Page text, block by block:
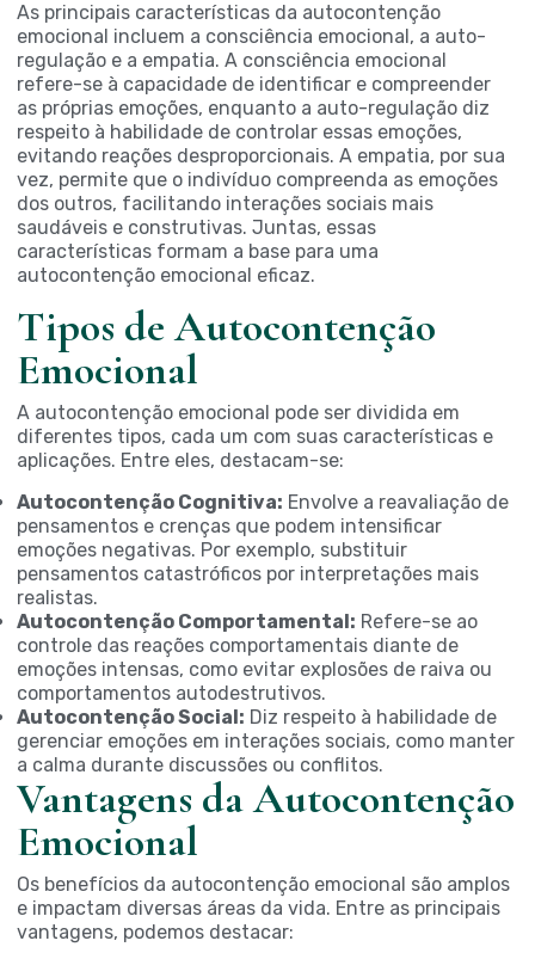
As principais características da autocontenção
emocional incluem a consciência emocional, a auto-
regulação e a empatia. A consciência emocional
refere-se à capacidade de identificar e compreender
as próprias emoções, enquanto a auto-regulação diz
respeito à habilidade de controlar essas emoções,
evitando reações desproporcionais. A empatia, por sua
vez, permite que o indivíduo compreenda as emoções
dos outros, facilitando interações sociais mais
saudáveis e construtivas. Juntas, essas
características formam a base para uma
autocontenção emocional eficaz.
Tipos de Autocontenção
Emocional
A autocontenção emocional pode ser dividida em
diferentes tipos, cada um com suas características e
aplicações. Entre eles, destacam-se:
Autocontenção Cognitiva: Envolve a reavaliação de
pensamentos e crenças que podem intensificar
emoções negativas. Por exemplo, substituir
pensamentos catastróficos por interpretações mais
realistas.
Autocontenção Comportamental: Refere-se ao
controle das reações comportamentais diante de
emoções intensas, como evitar explosões de raiva ou
comportamentos autodestrutivos.
Autocontenção Social: Diz respeito à habilidade de
gerenciar emoções em interações sociais, como manter
a calma durante discussões ou conflitos.
Vantagens da Autocontenção
Emocional
Os benefícios da autocontenção emocional são amplos
e impactam diversas áreas da vida. Entre as principais
vantagens, podemos destacar: